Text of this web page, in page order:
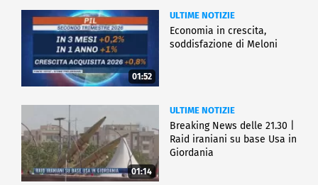
01:52
ULTIME NOTIZIE
Economia in crescita,
soddisfazione di Meloni
01:14
ULTIME NOTIZIE
Breaking News delle 21.30 |
Raid iraniani su base Usa in
Giordania